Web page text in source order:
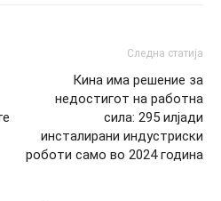
Следна статија
Кина има решение за
недостигот на работна
сила: 295 илјади
инсталирани индустриски
роботи само во 2024 година